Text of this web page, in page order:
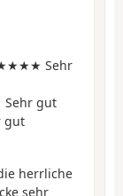
Sehr
gut
herrliche
sehr